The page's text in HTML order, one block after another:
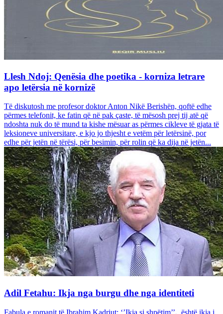
Llesh Ndoj: Qenësia dhe poetika - korniza letrare
apo letërsia në kornizë
Të diskutosh me profesor doktor Anton Nikë Berishën, qoftë edhe
përmes telefonit, ke fatin që në pak çaste, të mësosh prej tij atë që
ndoshta nuk do të mund ta kishe mësuar as përmes cikleve të gjata të
leksioneve universitare, e kjo jo thjesht e vetëm për letërsinë, por
edhe për jetën në tërësi, për besimin, për rolin që ka dija në jetën...
Adil Fetahu: Ikja nga burgu dhe nga identiteti
Fabula e romanit të Ibrahim Kadriut: ‘’Ikja si shpëtim’’, është ikja i